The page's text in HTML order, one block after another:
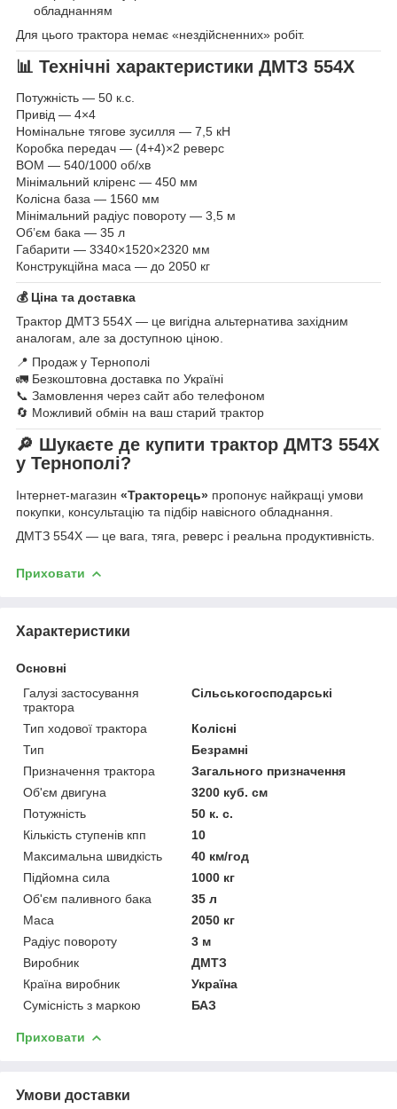
обладнанням
Для цього трактора немає «нездійсненних» робіт.
📊 Технічні характеристики ДМТЗ 554Х
Потужність — 50 к.с.
Привід — 4×4
Номінальне тягове зусилля — 7,5 кН
Коробка передач — (4+4)×2 реверс
ВОМ — 540/1000 об/хв
Мінімальний кліренс — 450 мм
Колісна база — 1560 мм
Мінімальний радіус повороту — 3,5 м
Об’єм бака — 35 л
Габарити — 3340×1520×2320 мм
Конструкційна маса — до 2050 кг
💰 Ціна та доставка
Трактор ДМТЗ 554Х — це вигідна альтернатива західним
аналогам, але за доступною ціною.
📍 Продаж у Тернополі
🚛 Безкоштовна доставка по Україні
📞 Замовлення через сайт або телефоном
🔄 Можливий обмін на ваш старий трактор
🔎 Шукаєте де купити трактор ДМТЗ 554Х
у Тернополі?
Інтернет-магазин «Тракторець» пропонує найкращі умови
покупки, консультацію та підбір навісного обладнання.
ДМТЗ 554Х — це вага, тяга, реверс і реальна продуктивність.
Приховати
Характеристики
Основні
Галузі застосування
трактора
Сільськогосподарські
Тип ходової трактора
Колісні
Тип
Безрамні
Призначення трактора
Загального призначення
Об'єм двигуна
3200 куб. см
Потужність
50 к. с.
Кількість ступенів кпп
10
Максимальна швидкість
40 км/год
Підйомна сила
1000 кг
Об'єм паливного бака
35 л
Маса
2050 кг
Радіус повороту
3 м
Виробник
ДМТЗ
Країна виробник
Україна
Сумісність з маркою
БАЗ
Приховати
Умови доставки